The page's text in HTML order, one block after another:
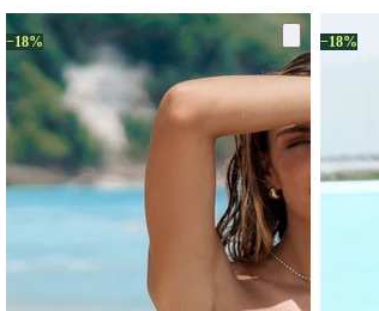
−18% −18%